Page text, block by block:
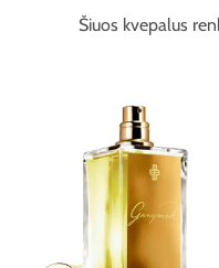
Šiuos kvepalus